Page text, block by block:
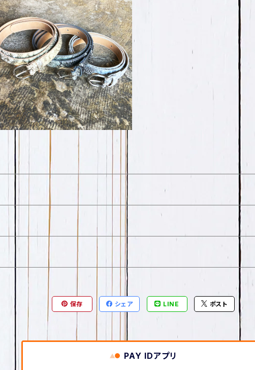
パイソン柄細ベルト SPB-0753
¥1,463
30%OFF
保存 シェア LINE ポスト
PAY IDアプリ